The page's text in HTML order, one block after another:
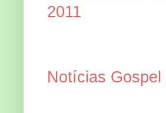
2011
Notícias Gospel